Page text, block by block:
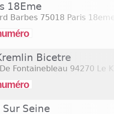
18Eme
Barbes 75018 Paris
Bicetre
Fontainebleau 94270 Le
Seine